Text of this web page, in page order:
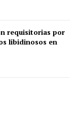
requisitorias por
libidinosos en